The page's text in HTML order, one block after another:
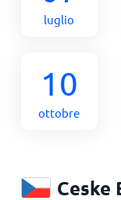
luglio
10
ottobre
Ceske